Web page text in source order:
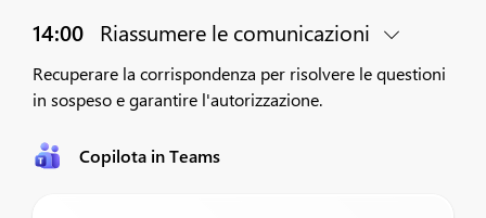
14:00 Riassumere le comunicazioni
Recuperare la corrispondenza per risolvere le questioni
in sospeso e garantire l'autorizzazione.
Copilota in Teams